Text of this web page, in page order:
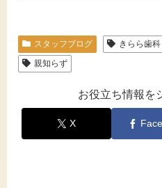
スタッフブログ きらら歯科
親知らず
お役立ち情報を
X